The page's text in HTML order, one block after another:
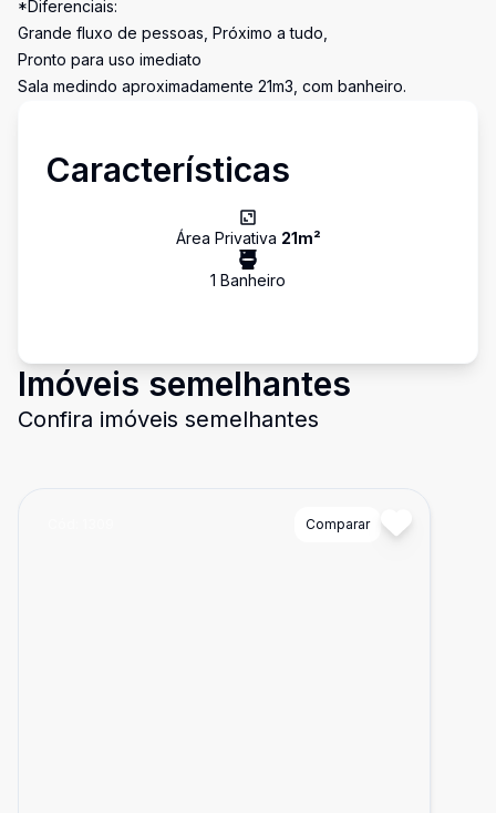
*Diferenciais:
Grande fluxo de pessoas, Próximo a tudo,
Pronto para uso imediato
Sala medindo aproximadamente 21m3, com banheiro.
Características
Área Privativa 21m²
1 Banheiro
Imóveis semelhantes
Confira imóveis semelhantes
Comparar